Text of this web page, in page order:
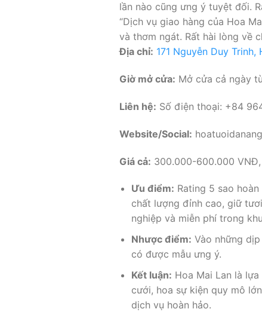
lần nào cũng ưng ý tuyệt đối.
“Dịch vụ giao hàng của Hoa
và thơm ngát. Rất hài lòng về
Địa chỉ: 171 Nguyễn Duy
Giờ mở cửa: Mở cửa cả ngày
Liên hệ: Số điện thoại: +84
Website/Social:
Giá cả: 300.000-600.000
Ưu điểm: Rating 5 sao
chất lượng đỉnh cao, giữ
nghiệp và miễn phí trong
Nhược điểm: Vào những
có được mẫu ưng ý.
Kết luận: Hoa Mai Lan là
cưới, hoa sự kiện quy mô
dịch vụ hoàn hảo.